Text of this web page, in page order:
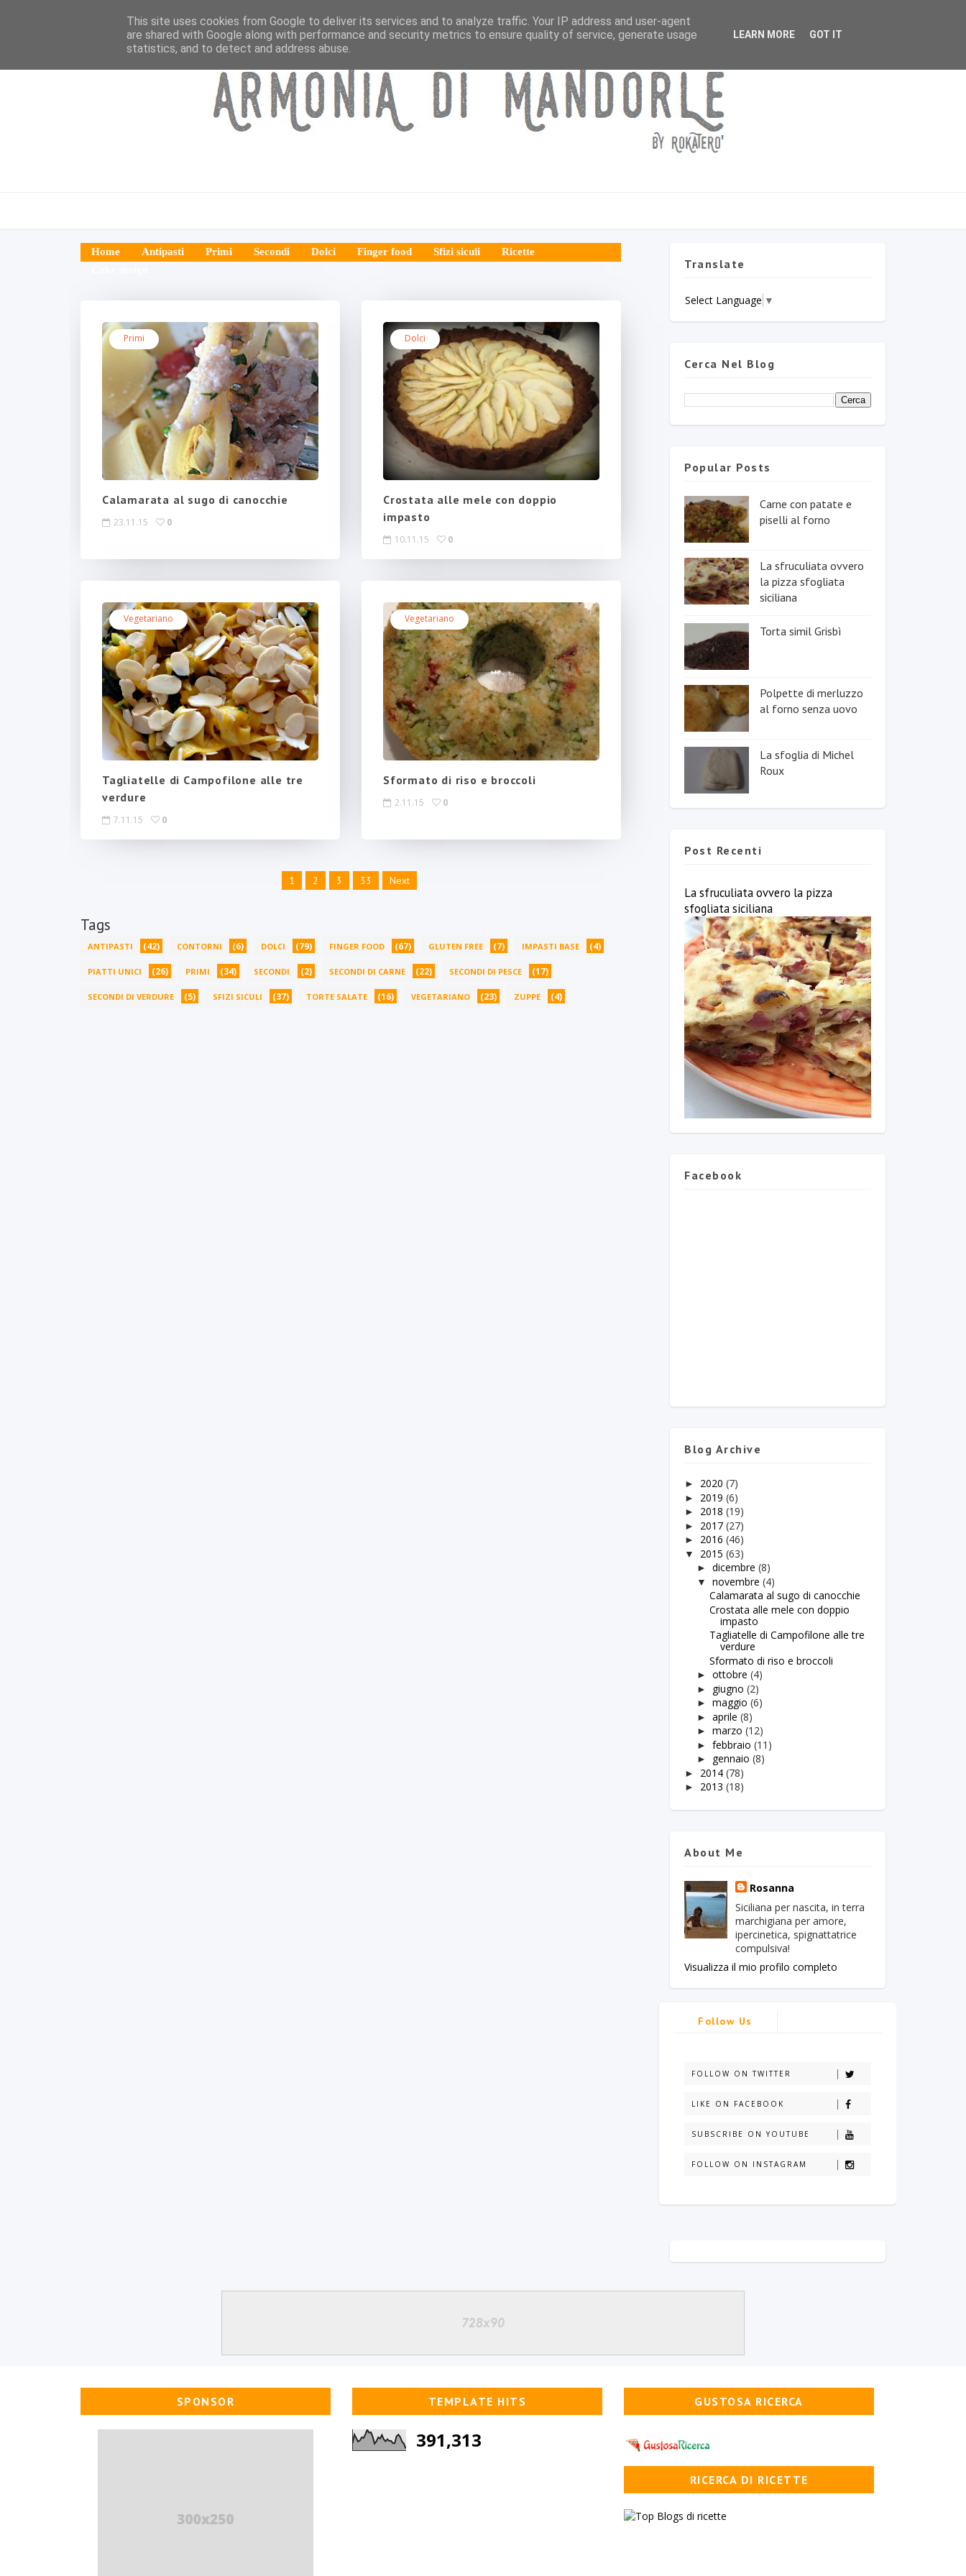
Home Antipasti Primi Secondi Dolci Finger food Sfizi siculi
Ricette
Primi
Calamarata al sugo di canocchie
23.11.15 0
Dolci
Crostata alle mele con doppio
impasto
10.11.15 0
Vegetariano
Tagliatelle di Campofilone alle tre
verdure
7.11.15 0
Vegetariano
Sformato di riso e broccoli
2.11.15 0
1 2 3 33 Next
Tags
ANTIPASTI (42) CONTORNI (6) DOLCI (79) FINGER FOOD (67) GLUTEN FREE (7) IMPASTI BASE (4)
PIATTI UNICI (26) PRIMI (34) SECONDI (2) SECONDI DI CARNE (22) SECONDI DI PESCE (17)
SECONDI DI VERDURE (5) SFIZI SICULI (37) TORTE SALATE (16) VEGETARIANO (23) ZUPPE (4)
Translate
Select Language ▼
Cerca Nel Blog
Popular Posts
Carne con patate e
piselli al forno
La sfruculiata ovvero
la pizza sfogliata
siciliana
Torta simil Grisbì
Polpette di merluzzo
al forno senza uovo
La sfoglia di Michel
Roux
Post Recenti
La sfruculiata ovvero la pizza
sfogliata siciliana
Facebook
Blog Archive
► 2020 (7)
► 2019 (6)
► 2018 (19)
► 2017 (27)
► 2016 (46)
▼ 2015 (63)
► dicembre (8)
▼ novembre (4)
Calamarata al sugo di canocchie
Crostata alle mele con doppio
impasto
Tagliatelle di Campofilone alle tre
verdure
Sformato di riso e broccoli
► ottobre (4)
► giugno (2)
► maggio (6)
► aprile (8)
► marzo (12)
► febbraio (11)
► gennaio (8)
► 2014 (78)
► 2013 (18)
About Me
Rosanna
Siciliana per nascita, in terra
marchigiana per amore,
ipercinetica, spignattatrice
compulsiva!
Visualizza il mio profilo completo
Follow Us
FOLLOW ON TWITTER
LIKE ON FACEBOOK
SUBSCRIBE ON YOUTUBE
FOLLOW ON INSTAGRAM
SPONSOR TEMPLATE HITS
391,313
GUSTOSA RICERCA
RICERCA DI RICETTE
This site uses cookies from Google to deliver its services and to analyze traffic. Your IP address and user-agent
are shared with Google along with performance and security metrics to ensure quality of service, generate usage
statistics, and to detect and address abuse.
LEARN MORE GOT IT